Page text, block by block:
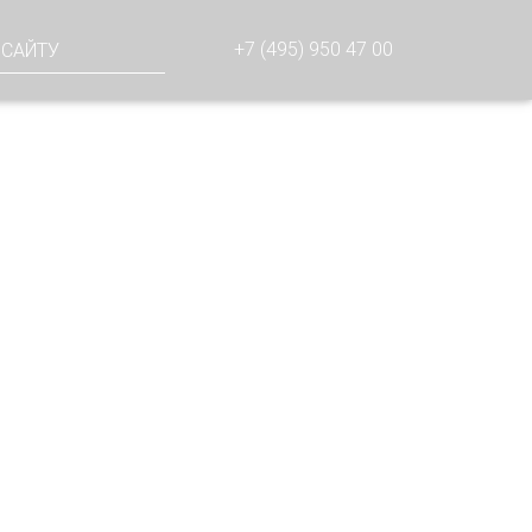
+7 (495) 950 47 00